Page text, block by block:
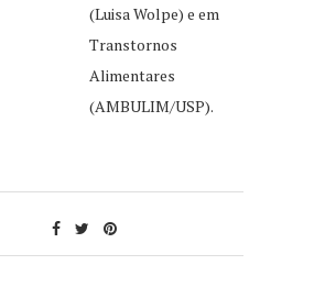
(Luisa Wolpe) e em
Transtornos
Alimentares
(AMBULIM/USP).